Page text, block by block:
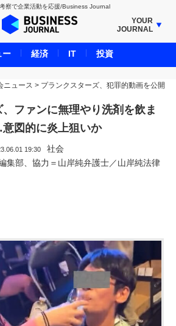
察で企業活動を応援/Business Journal
YOUR
JOURNAL
JOURNAL
JOURNAL
CREDITS JOURNAL
JOURNAL
MANAGEMENT JOURNAL
ENDING JOURNAL
DOG JOURNAL
ニュース > プランクスターズ、犯罪的動画を公開
ファンに無理やり洗剤を飲ま
図的に炎上狙いか
19:30
社会
集部、協力＝山岸純弁護士／山岸純法律
ー 経済 IT 投資